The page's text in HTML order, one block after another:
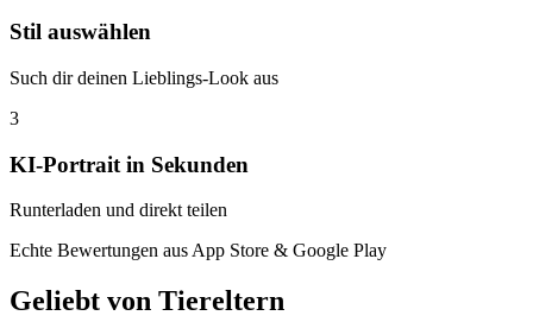
Stil auswählen
Such dir deinen Lieblings-Look aus
3
KI-Portrait in Sekunden
Runterladen und direkt teilen
Echte Bewertungen aus App Store & Google Play
Geliebt von Tiereltern